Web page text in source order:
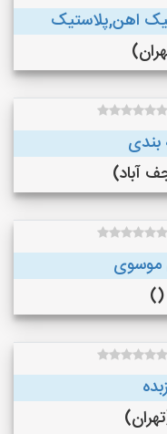
اهن,پلاستیک
بندی
موسوی